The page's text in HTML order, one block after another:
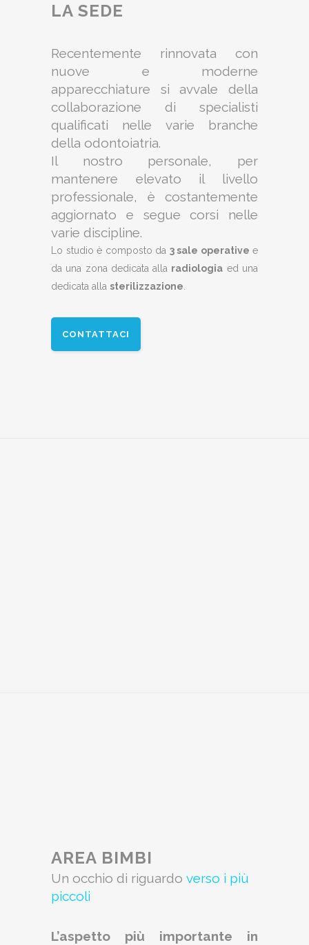
LA SEDE
Recentemente rinnovata con
nuove e moderne
apparecchiature si avvale della
collaborazione di specialisti
qualificati nelle varie branche
della odontoiatria.
Il nostro personale, per
mantenere elevato il livello
professionale, è costantemente
aggiornato e segue corsi nelle
varie discipline.
Lo studio è composto da 3 sale operative e
da una zona dedicata alla radiologia ed una
dedicata alla sterilizzazione
CONTATTACI
AREA BIMBI
Un occhio di riguardo verso i più
piccoli
L’aspetto più importante in